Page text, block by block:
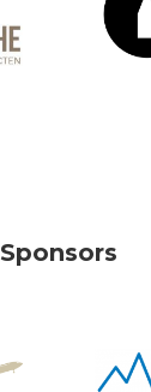
Sponsors